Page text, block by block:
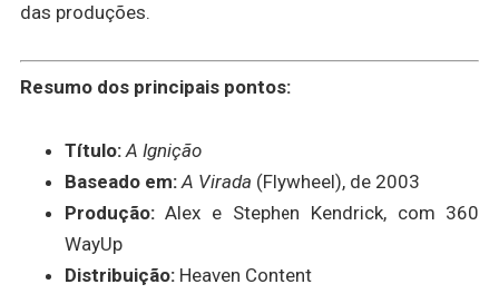
das produções.
Resumo dos principais pontos:
Título: A Ignição
Baseado em: A Virada (Flywheel), de 2003
Produção:Alex e Stephen Kendrick, com 360
WayUp
Distribuição:Heaven Content